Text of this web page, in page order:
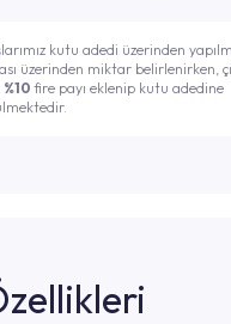
kutu adedi üzerinden
üzerinden miktar belirlenirken,
%10fire payı eklenip kutu adedine